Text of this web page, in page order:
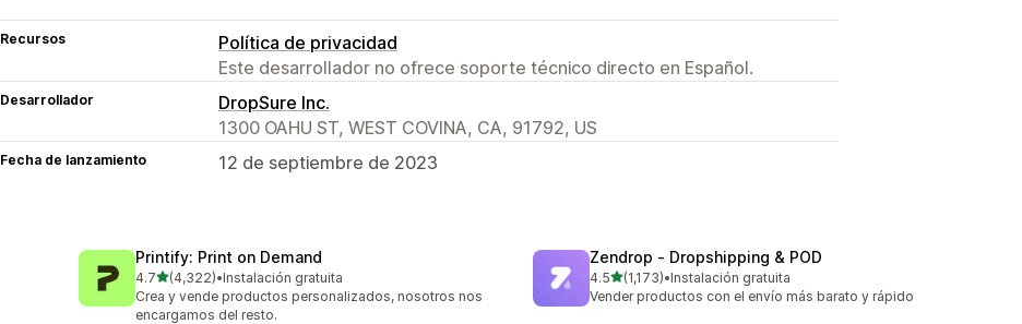
Recursos
Política de privacidad
Este desarrollador no ofrece soporte técnico directo en Español.
Desarrollador
DropSure Inc.
1300 OAHU ST, WEST COVINA, CA, 91792, US
Fecha de lanzamiento 12 de septiembre de 2023
Printify: Print on Demand
4.7de 5 estrellas
(4,322)
4322 reseñas en total
•Instalación gratuita
Crea y vende productos personalizados, nosotros nos
encargamos del resto.
Zendrop ‑ Dropshipping & POD
4.5de 5 estrellas
(1,173)
1173 reseñas en total
•Instalación gratuita
Vender productos con el envío más barato y rápido